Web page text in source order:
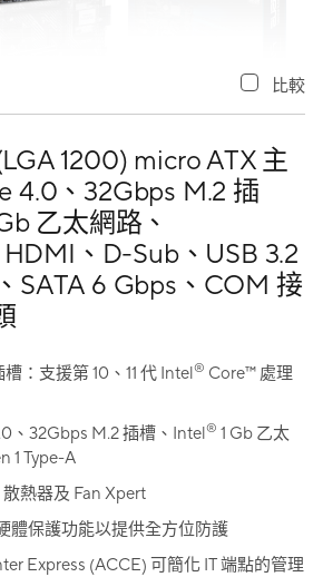
1200) micro ATX 主
4.0、32Gbps M.2 插
乙太網路、
、D-Sub、USB 3.2
SATA 6 Gbps、COM 接
槽：支援第 10 、11 代 Intel® Core™ 處理
、32Gbps M.2 插槽、Intel® 1 Gb 乙太
1 Type-A
熱器及 Fan Xpert
體保護功能以提供全方位防護
Express (ACCE) 可簡化 IT 端點的管理
比較